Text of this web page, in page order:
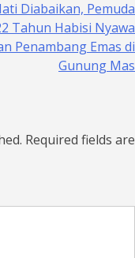
Diabaikan, Pemuda
Tahun Habisi Nyawa
Penambang Emas di
Gunung Mas
Required fields are